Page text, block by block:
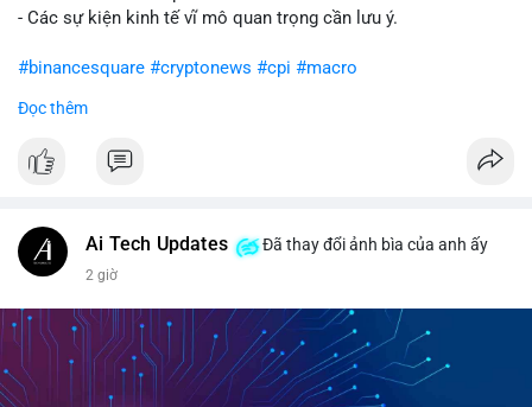
- Các sự kiện kinh tế vĩ mô quan trọng cần lưu ý.
#binancesquare #cryptonews #cpi #macro
$btc $eth
#vlikevn #titanbot
Đọc thêm
Ai Tech Updates Đã thay đổi ảnh bìa của anh ấy
2 giờ